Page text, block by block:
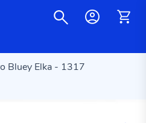
Bluey Elka - 1317